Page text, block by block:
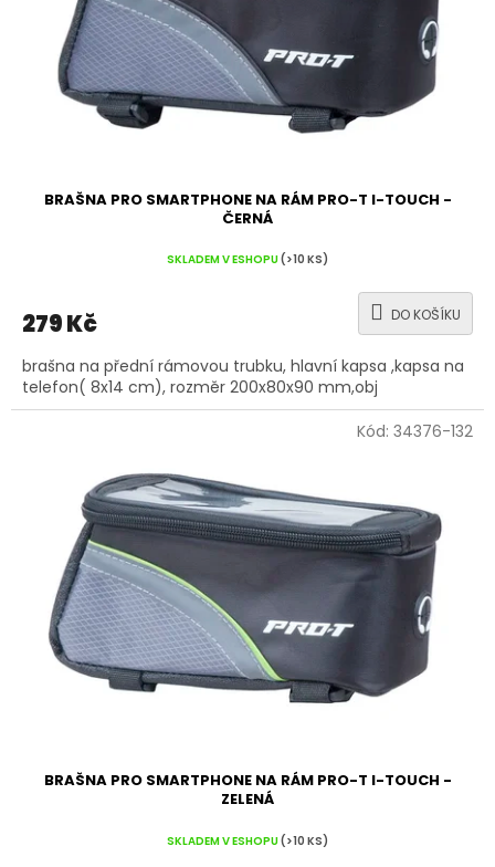
BRAŠNA PRO SMARTPHONE NA RÁM PRO-T I-TOUCH -
ČERNÁ
SKLADEM V ESHOPU(>10 KS)
279 Kč DO KOŠÍKU
brašna na přední rámovou trubku, hlavní kapsa ,kapsa na
telefon( 8x14 cm), rozměr 200x80x90 mm,obj
BRAŠNA PRO SMARTPHONE NA RÁM PRO-T I-TOUCH -
ZELENÁ
SKLADEM V ESHOPU(>10 KS)
Kód: 34376-132